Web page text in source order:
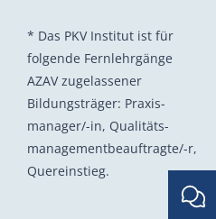
* Das PKV Institut ist für
folgende Fernlehrgänge
AZAV zugelassener
Bildungsträger: Praxis­
manager/-in, Quali­täts­
management­beauf­tragte/-r,
Quer­einstieg.